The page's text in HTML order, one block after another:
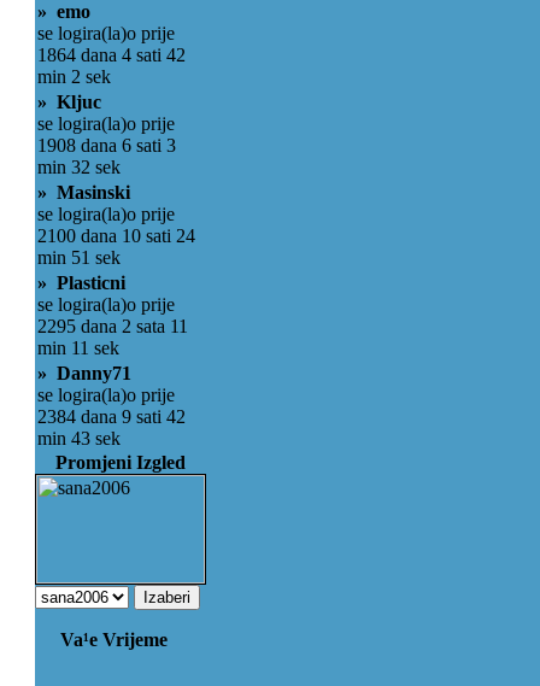
» emo
se logira(la)o prije
1864 dana 4 sati 42
min 2 sek
» Kljuc
se logira(la)o prije
1908 dana 6 sati 3
min 32 sek
» Masinski
se logira(la)o prije
2100 dana 10 sati 24
min 51 sek
» Plasticni
se logira(la)o prije
2295 dana 2 sata 11
min 11 sek
» Danny71
se logira(la)o prije
2384 dana 9 sati 42
min 43 sek
Promjeni Izgled
Va¹e Vrijeme